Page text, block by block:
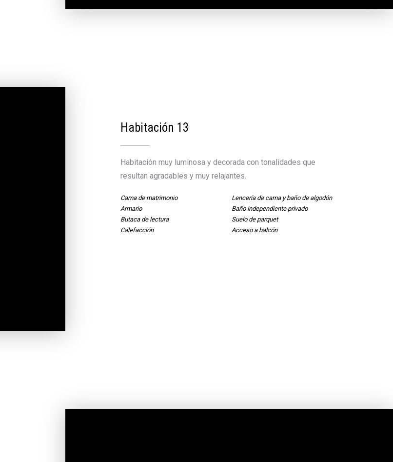
Habitación 13
Habitación muy luminosa y decorada con tonalidades que
resultan agradables y muy relajantes.
Cama de matrimonio
Lencería de cama y baño de algodón
Armario
Baño independiente privado
Butaca de lectura
Suelo de parquet
Calefacción
Acceso a balcón